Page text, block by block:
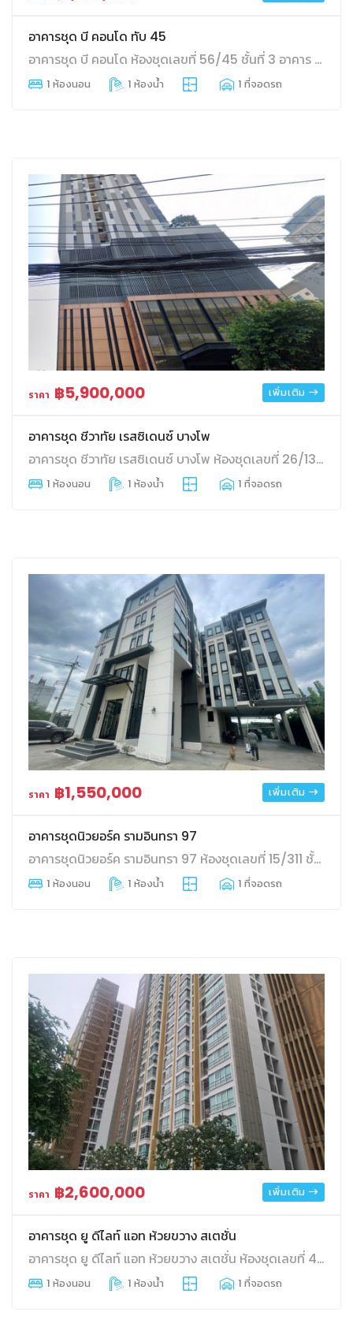
อาคารชุด บี คอนโด ทับ 45
อาคารชุด บี คอนโด ห้องชุดเลขที่ 56/45 ชั้นที่ 3 อาคาร บี 30.39 บางแก้ว บางพลี(พระโขนง) สมุทรปราการ
1 ห้องนอน 1 ห้องน้ำ 1 ที่จอดรถ
ราคา ฿5,900,000 เพิ่มเติม
อาคารชุด ชีวาทัย เรสซิเดนซ์ บางโพ
อาคารชุด ชีวาทัย เรสซิเดนซ์ บางโพ ห้องชุดเลขที่ 26/136 ชั้นที่ 18 อาคาร 26 บางซื่อ บางซื่อ กทม.
1 ห้องนอน 1 ห้องน้ำ 1 ที่จอดรถ
ราคา ฿1,550,000 เพิ่มเติม
อาคารชุดนิวยอร์ค รามอินทรา 97
อาคารชุดนิวยอร์ค รามอินทรา 97 ห้องชุดเลขที่ 15/311 ชั้นที่ 3 อาคาร 15 คันนายาว บางกะปิ กทม
1 ห้องนอน 1 ห้องน้ำ 1 ที่จอดรถ
ราคา ฿2,600,000 เพิ่มเติม
อาคารชุด ยู ดีไลท์ แอท ห้วยขวาง สเตชั่น
อาคารชุด ยู ดีไลท์ แอท ห้วยขวาง สเตชั่น ห้องชุดเลขที่ 411/13 ชั้นที่ 2 อาคาร เอ แขวงห้วยขวาง เขตสามเสนนอก กทม.
1 ห้องนอน 1 ห้องน้ำ 1 ที่จอดรถ